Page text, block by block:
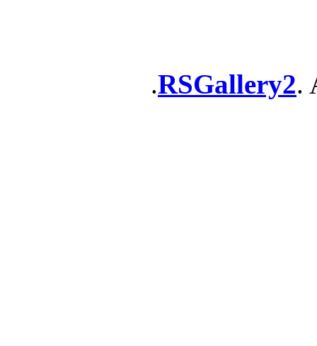
RSGallery2.